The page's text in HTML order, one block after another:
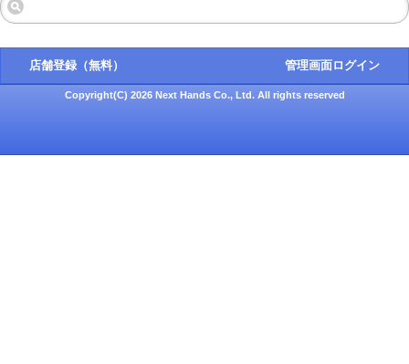
店舗登録（無料） 管理画面ログイン
Copyright(C) 2026 Next Hands Co., Ltd. All rights reserved